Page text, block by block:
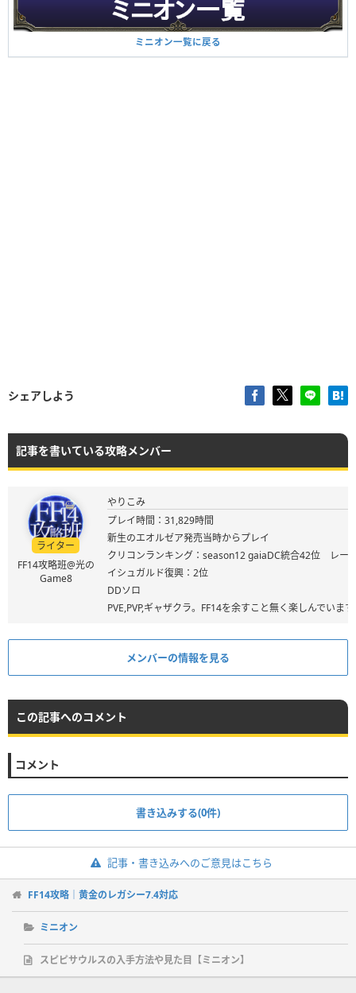
ミニオン一覧に戻る
シェアしよう
記事を書いている攻略メンバー
ライター
FF14攻略班@光の
Game8
やりこみ
プレイ時間：31,829時間
新生のエオルゼア発売当時からプレイ
クリコンランキング：season12 gaiaDC統合42位 レー
イシュガルド復興：2位
DDソロ
PVE,PVP,ギャザクラ。FF14を余すこと無く楽しんでいま
メンバーの情報を見る
この記事へのコメント
コメント
書き込みする(0件)
記事・書き込みへのご意見はこちら
FF14攻略｜黄金のレガシー7.4対応
ミニオン
スピピサウルスの入手方法や見た目【ミニオン】